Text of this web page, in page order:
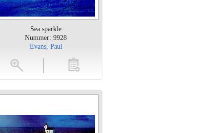
Sea sparkle
Nummer: 9928
Evans, Paul
toevoegen